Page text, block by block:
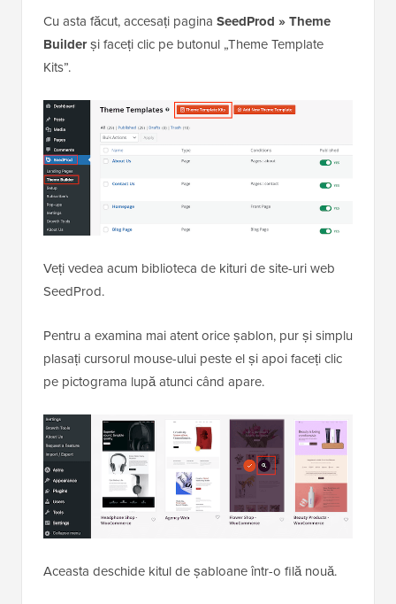
Cu asta făcut, accesați pagina SeedProd » Theme
Builderși faceți clic pe butonul „Theme Template
Kits”.
Veți vedea acum biblioteca de kituri de site-uri web
SeedProd.
Pentru a examina mai atent orice șablon, pur și simplu
plasați cursorul mouse-ului peste el și apoi faceți clic
pe pictograma lupă atunci când apare.
Aceasta deschide kitul de șabloane într-o filă nouă.